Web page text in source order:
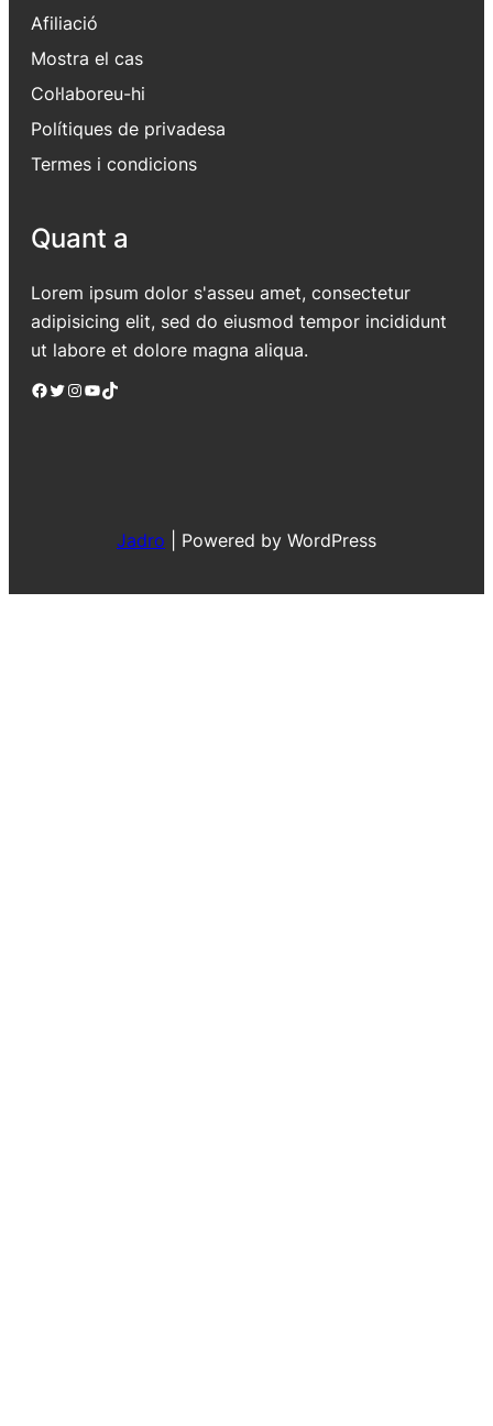
Afiliació
Mostra el cas
Col·laboreu-hi
Polítiques de privadesa
Termes i condicions
Quant a
Lorem ipsum dolor s'asseu amet, consectetur
adipisicing elit, sed do eiusmod tempor incididunt
ut labore et dolore magna aliqua.
Facebook Twitter Instagram YouTube TikTok
Jadro Powered by WordPress